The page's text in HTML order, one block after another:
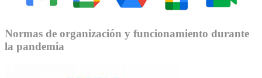
Normas de organización y funcionamiento durante
la pandemia